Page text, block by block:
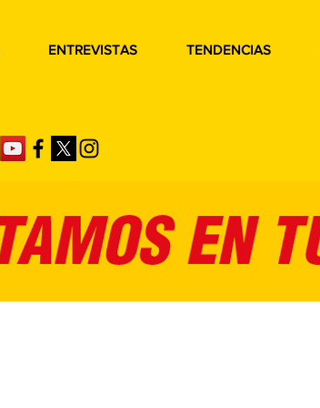
ENTREVISTAS TENDENCIAS